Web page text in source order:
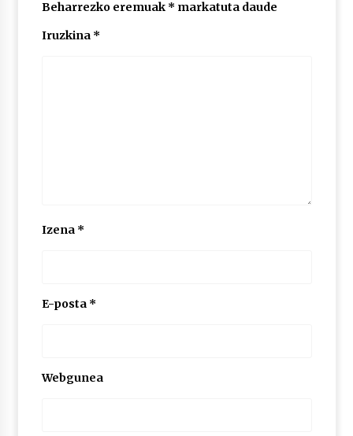
2026/07/03
Beharrezko eremuak * markatuta daude
Iruzkina *
Izena *
E-posta *
Webgunea